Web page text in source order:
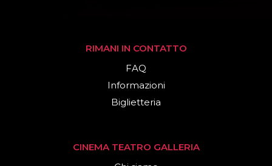
RIMANI IN CONTATTO
FAQ
Informazioni
Biglietteria
CINEMA TEATRO GALLERIA